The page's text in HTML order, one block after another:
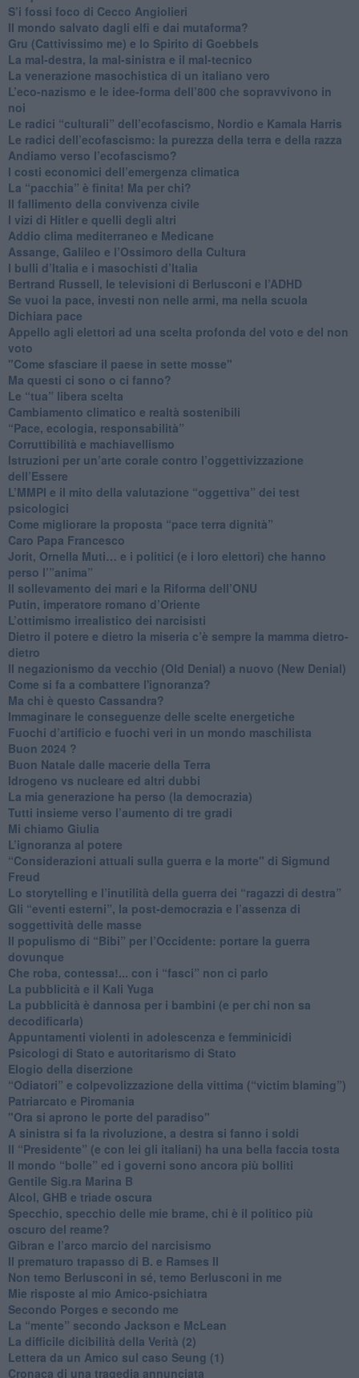
S’i fossi foco di Cecco Angiolieri
​Il mondo salvato dagli elfi e dai mutaforma?
Gru (Cattivissimo me) e lo Spirito di Goebbels
​La mal-destra, la mal-sinistra e il mal-tecnico
​La venerazione masochistica di un italiano vero
​L’eco-nazismo e le idee-forma dell’800 che sopravvivono in
noi
​Le radici “culturali” dell’ecofascismo, Nordio e Kamala Harris
Le radici dell’ecofascismo: la purezza della terra e della razza
Andiamo verso l’ecofascismo?
I costi economici dell’emergenza climatica
​La “pacchia” è finita! Ma per chi?
​Il fallimento della convivenza civile
​I vizi di Hitler e quelli degli altri
Addio clima mediterraneo e Medicane
​Assange, Galileo e l’Ossimoro della Cultura
​I bulli d’Italia e i masochisti d’Italia
​Bertrand Russell, le televisioni di Berlusconi e l’ADHD
​Se vuoi la pace, investi non nelle armi, ma nella scuola
​Dichiara pace
​Appello agli elettori ad una scelta profonda del voto e del non
voto
"Come sfasciare il paese in sette mosse"
​Ma questi ci sono o ci fanno?
​Le “tua” libera scelta
Cambiamento climatico e realtà sostenibili
“Pace, ecologia, responsabilità”
​Corruttibilità e machiavellismo
Istruzioni per un’arte corale contro l’oggettivizzazione
dell’Essere
​L’MMPI e il mito della valutazione “oggettiva” dei test
psicologici
Come migliorare la proposta “pace terra dignità”
Caro Papa Francesco
​Jorit, Ornella Muti… e i politici (e i loro elettori) che hanno
perso l’”anima”
​Il sollevamento dei mari e la Riforma dell’ONU
Putin, imperatore romano d’Oriente
​L’ottimismo irrealistico dei narcisisti
​Dietro il potere e dietro la miseria c’è sempre la mamma dietro-
dietro
Il negazionismo da vecchio (Old Denial) a nuovo (New Denial)
Come si fa a combattere l'ignoranza?
Ma chi è questo Cassandra?
Immaginare le conseguenze delle scelte energetiche
​Fuochi d’artificio e fuochi veri in un mondo maschilista
Buon 2024 ?
​Buon Natale dalle macerie della Terra
​Idrogeno vs nucleare ed altri dubbi
​La mia generazione ha perso (la democrazia)
​Tutti insieme verso l’aumento di tre gradi
Mi chiamo Giulia
L’ignoranza al potere
​“Considerazioni attuali sulla guerra e la morte" di Sigmund
Freud
​Lo storytelling e l’inutilità della guerra dei “ragazzi di destra”
​Gli “eventi esterni”, la post-democrazia e l’assenza di
soggettività delle masse
​Il populismo di “Bibi” per l’Occidente: portare la guerra
dovunque
​Che roba, contessa!... con i “fasci” non ci parlo
La pubblicità e il Kali Yuga
​La pubblicità è dannosa per i bambini (e per chi non sa
decodificarla)
​Appuntamenti violenti in adolescenza e femminicidi
​Psicologi di Stato e autoritarismo di Stato
Elogio della diserzione
“Odiatori” e colpevolizzazione della vittima (“victim blaming”)
​Patriarcato e Piromania
"Ora si aprono le porte del paradiso"
​A sinistra si fa la rivoluzione, a destra si fanno i soldi
​Il “Presidente” (e con lei gli italiani) ha una bella faccia tosta
​Il mondo “bolle” ed i governi sono ancora più bolliti
​Gentile Sig.ra Marina B
​Alcol, GHB e triade oscura
​Specchio, specchio delle mie brame, chi è il politico più
oscuro del reame?
​Gibran e l’arco marcio del narcisismo
​Il prematuro trapasso di B. e Ramses II
​Non temo Berlusconi in sé, temo Berlusconi in me
​Mie risposte al mio Amico-psichiatra
​Secondo Porges e secondo me
​La “mente” secondo Jackson e McLean
La difficile dicibilità della Verità (2)
​Lettera da un Amico sul caso Seung (1)
​Cronaca di una tragedia annunciata